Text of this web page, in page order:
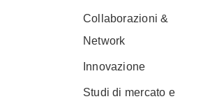
Collaborazioni &
Network
Innovazione
Studi di mercato e